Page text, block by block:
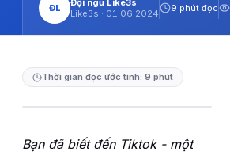
ĐL
Đội ngũ Like3s
Like3s · 01.06.2024
9 phút đọc
Thời gian đọc ước tính: 9 phút
Bạn đã biết đến Tiktok - một